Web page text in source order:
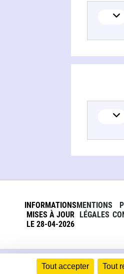
Tout accepter Tout
INFORMATIONS
MISES À JOUR
LE 28-04-2026
MENTIONS
LÉGALES